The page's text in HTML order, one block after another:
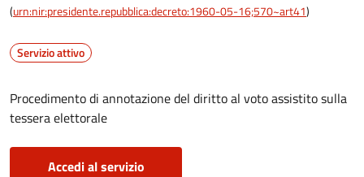
(urn:nir:presidente.repubblica:decreto:1960-05-16;570~art41)
Servizio attivo
Procedimento di annotazione del diritto al voto assistito sulla
tessera elettorale
Accedi al servizio